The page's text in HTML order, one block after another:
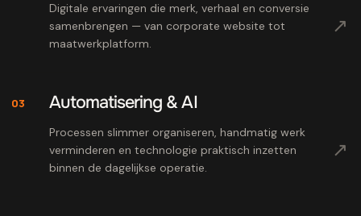
Digitale ervaringen die merk, verhaal en conversie
samenbrengen — van corporate website tot
maatwerkplatform.
↗
03 Automatisering & AI
Processen slimmer organiseren, handmatig werk
verminderen en technologie praktisch inzetten
binnen de dagelijkse operatie.
↗